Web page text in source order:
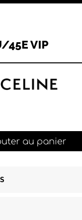
45E VIP
au panier